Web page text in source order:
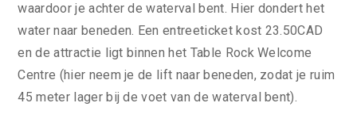
waardoor je achter de waterval bent. Hier dondert het
water naar beneden. Een entreeticket kost 23.50CAD
en de attractie ligt binnen het Table Rock Welcome
Centre (hier neem je de lift naar beneden, zodat je ruim
45 meter lager bij de voet van de waterval bent).